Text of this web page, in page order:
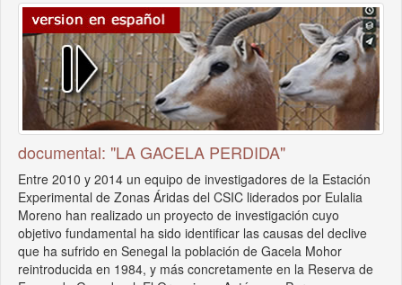
documental: "LA GACELA PERDIDA"
Entre 2010 y 2014 un equipo de investigadores de la Estación
Experimental de Zonas Áridas del CSIC liderados por Eulalia
Moreno han realizado un proyecto de investigación cuyo
objetivo fundamental ha sido identificar las causas del declive
que ha sufrido en Senegal la población de Gacela Mohor
reintroducida en 1984, y más concretamente en la Reserva de